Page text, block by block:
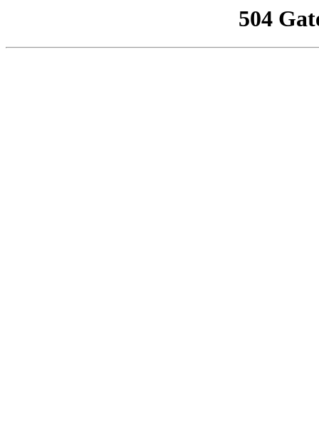
504